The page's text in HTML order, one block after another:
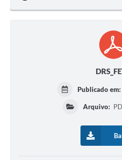
Publicado em:
Arquivo: